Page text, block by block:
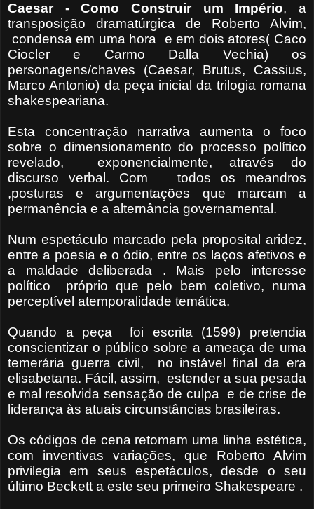
Caesar - Como Construir um Império, a
transposição dramatúrgica de Roberto Alvim,
condensa em uma hora e em dois atores( Caco
Ciocler e Carmo Dalla Vechia) os
personagens/chaves (Caesar, Brutus, Cassius,
Marco Antonio) da peça inicial da trilogia romana
shakespeariana.
Esta concentração narrativa aumenta o foco
sobre o dimensionamento do processo político
revelado, exponencialmente, através do
discurso verbal. Com todos os meandros
,posturas e argumentações que marcam a
permanência e a alternância governamental.
Num espetáculo marcado pela proposital aridez,
entre a poesia e o ódio, entre os laços afetivos e
a maldade deliberada . Mais pelo interesse
político próprio que pelo bem coletivo, numa
perceptível atemporalidade temática.
Quando a peça foi escrita (1599) pretendia
conscientizar o público sobre a ameaça de uma
temerária guerra civil, no instável final da era
elisabetana. Fácil, assim, estender a sua pesada
e mal resolvida sensação de culpa e de crise de
liderança às atuais circunstâncias brasileiras.
Os códigos de cena retomam uma linha estética,
com inventivas variações, que Roberto Alvim
privilegia em seus espetáculos, desde o seu
último Beckett a este seu primeiro Shakespeare .